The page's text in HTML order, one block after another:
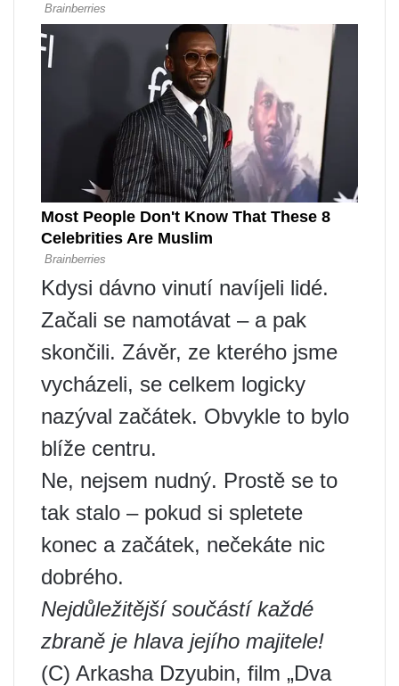
Kdysi dávno vinutí navíjeli lidé.
Začali se namotávat – a pak
skončili. Závěr, ze kterého jsme
vycházeli, se celkem logicky
nazýval začátek. Obvykle to bylo
blíže centru.
Ne, nejsem nudný. Prostě se to
tak stalo – pokud si spletete
konec a začátek, nečekáte nic
dobrého.
Nejdůležitější součástí každé
zbraně je hlava jejího majitele!
(C) Arkasha Dzyubin, film „Dva